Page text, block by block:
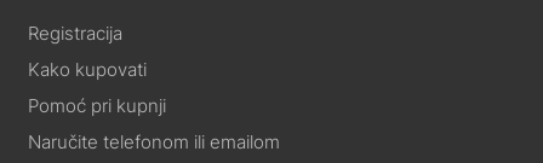
Registracija
Kako kupovati
Pomoć pri kupnji
Naručite telefonom ili emailom